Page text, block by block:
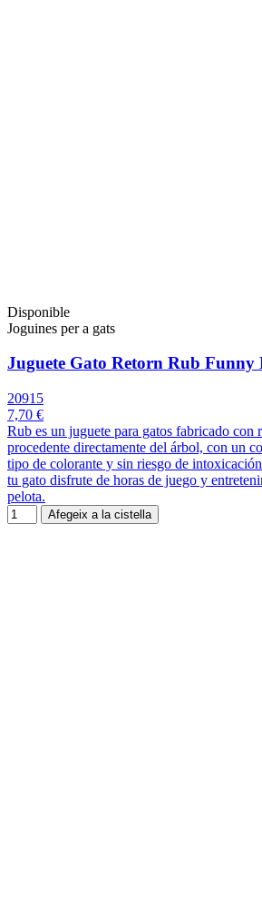
Disponible
Joguines per a gats
Juguete Gato Retorn Rub Funny
20915
7,70 €
Rub es un juguete para gatos fabricado con
procedente directamente del árbol, con un
tipo de colorante y sin riesgo de
tu gato disfrute de horas de juego y
pelota.
Afegeix a la cistella